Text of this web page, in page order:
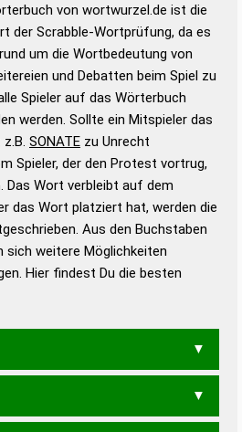
eines semantischen
gute Anhaltspunkte zu
und Wortform, um die
für das Scrabble-Spiel zu
Turnier Scrabble-
– Standardwerk in 12 Bänden
– Richtiges und gutes
Deutsch
– Die deutsche Grammatik
– Deutsches
von wortwurzel.de ist die
der Scrabble-Wortprüfung, da es
um die Wortbedeutung von
und Debatten beim Spiel zu
Spieler auf das Wörterbuch
werden. Sollte ein Mitspieler das
SONATE zu Unrecht
Spieler, der den Protest vortrug,
Das Wort verbleibt auf dem
das Wort platziert hat, werden die
Aus den Buchstaben
sich weitere Möglichkeiten
Hier findest Du die besten